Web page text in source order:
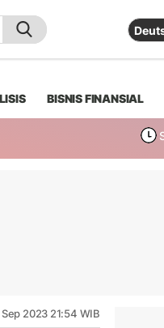
BISNIS FINANSIAL
Sep 2023 21:54 WIB